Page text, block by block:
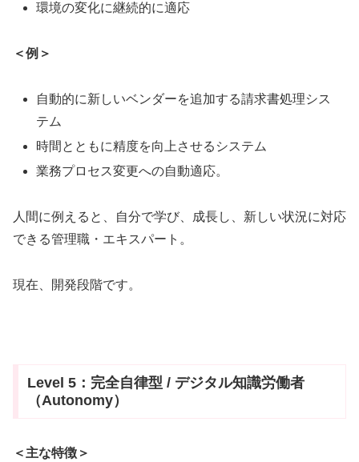
環境の変化に継続的に適応
＜例＞
自動的に新しいベンダーを追加する請求書処理シス
テム
時間とともに精度を向上させるシステム
業務プロセス変更への自動適応。
人間に例えると、自分で学び、成長し、新しい状況に対応
できる管理職・エキスパート。
現在、開発段階です。
Level 5：完全自律型 / デジタル知識労働者
（Autonomy）
＜主な特徴＞